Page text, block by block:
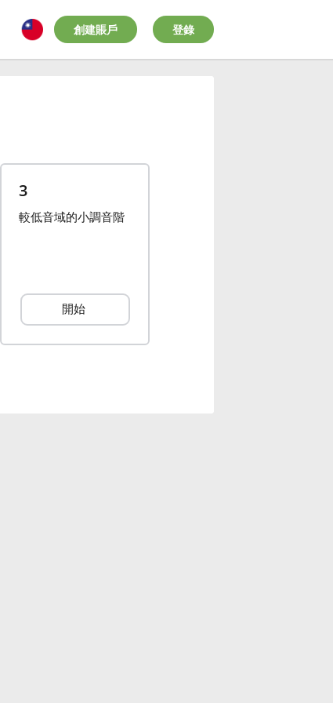
創建賬戶 登錄
3
較低音域的小調音階
開始